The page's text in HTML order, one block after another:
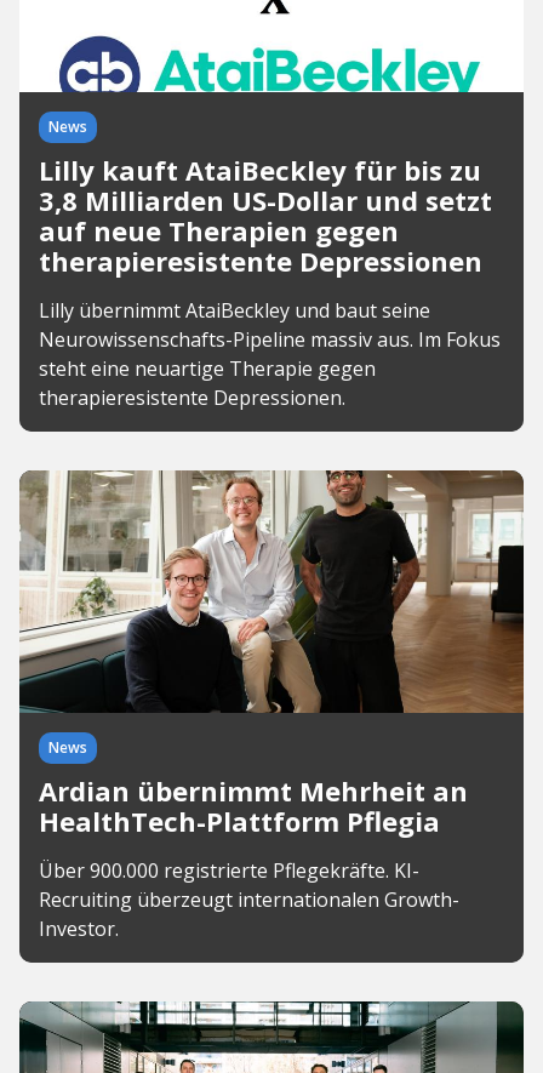
News
Lilly kauft AtaiBeckley für bis zu
3,8 Milliarden US-Dollar und setzt
auf neue Therapien gegen
therapieresistente Depressionen
Lilly übernimmt AtaiBeckley und baut seine
Neurowissenschafts-Pipeline massiv aus. Im Fokus
steht eine neuartige Therapie gegen
therapieresistente Depressionen.
News
Ardian übernimmt Mehrheit an
HealthTech-Plattform Pflegia
Über 900.000 registrierte Pflegekräfte. KI-
Recruiting überzeugt internationalen Growth-
Investor.